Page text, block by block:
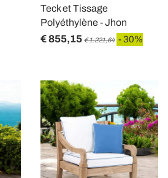
Teck et Tissage
Polyéthylène - Jhon
€ 855,15 € 1.221,64 - 30%